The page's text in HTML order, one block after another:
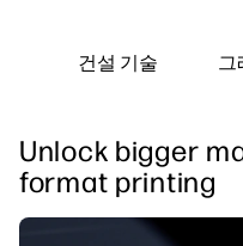
HP 라텍스 전문가에게
PrintOS 전문가에게 문
팔로우하기
HP PageWide XL 프린터
HP Stitch 프린터
HP PrintOS 프로덕션 허브
보안
블로그
건설 기술 그
Unlock bigger
format printing